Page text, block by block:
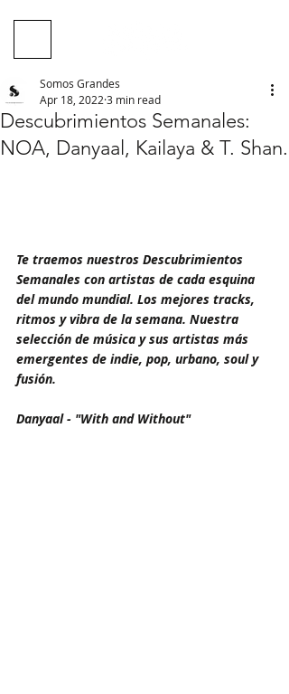
Descubrimientos Semanales:
NOA, Danyaal, Kailaya & T. Shan.
Somos Grandes
Apr 18, 2022 3 min read
Te traemos nuestros Descubrimientos
Semanales con artistas de cada esquina
del mundo mundial. Los mejores tracks,
ritmos y vibra de la semana. Nuestra
selección de música y sus artistas más
emergentes de indie, pop, urbano, soul y
fusión.
Danyaal - "With and Without"